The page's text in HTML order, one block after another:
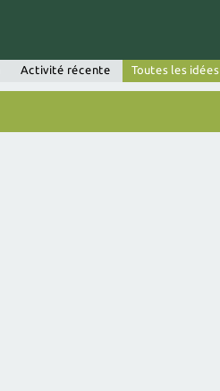
Activité récente Toutes les idées